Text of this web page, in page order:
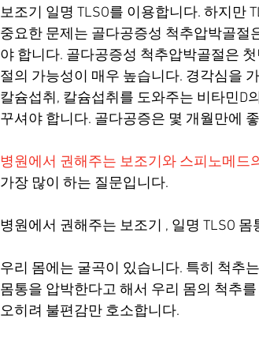
보조기 일명 TLSO를 이용합니다. 하지만
중요한 문제는 골다공증성 척추압박골절
야 합니다. 골다공증성 척추압박골절은
절의 가능성이 매우 높습니다. 경각심을
칼슘섭취, 칼슘섭취를 도와주는 비타민D
꾸셔야 합니다. 골다공증은 몇 개월만에
병원에서 권해주는 보조기와 스피노메드
가장 많이 하는 질문입니다.
병원에서 권해주는 보조기 , 일명 TLSO
우리 몸에는 굴곡이 있습니다. 특히 척추
몸통을 압박한다고 해서 우리 몸의 척추
오히려 불편감만 호소합니다.